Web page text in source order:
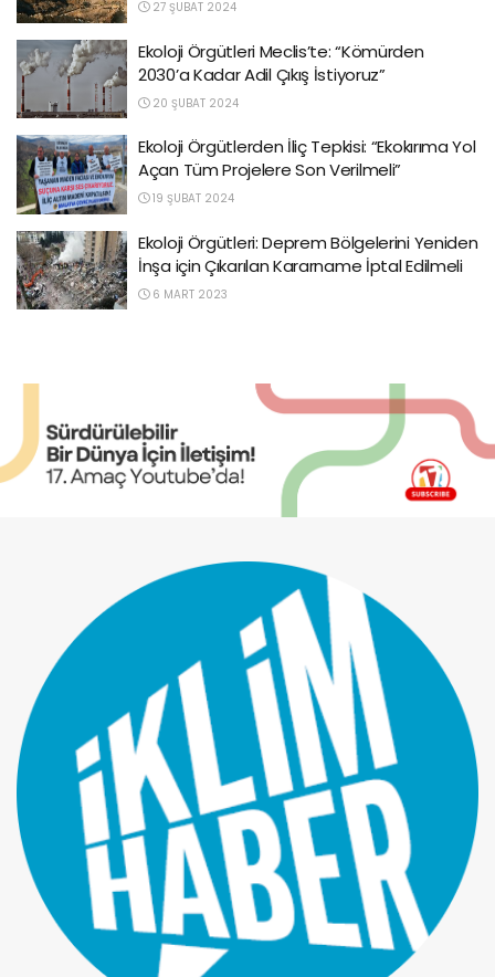
27 ŞUBAT 2024
Ekoloji Örgütleri Meclis’te: “Kömürden
2030’a Kadar Adil Çıkış İstiyoruz”
20 ŞUBAT 2024
Ekoloji Örgütlerden İliç Tepkisi: “Ekokırıma Yol
Açan Tüm Projelere Son Verilmeli”
19 ŞUBAT 2024
Ekoloji Örgütleri: Deprem Bölgelerini Yeniden
İnşa için Çıkarılan Kararname İptal Edilmeli
6 MART 2023